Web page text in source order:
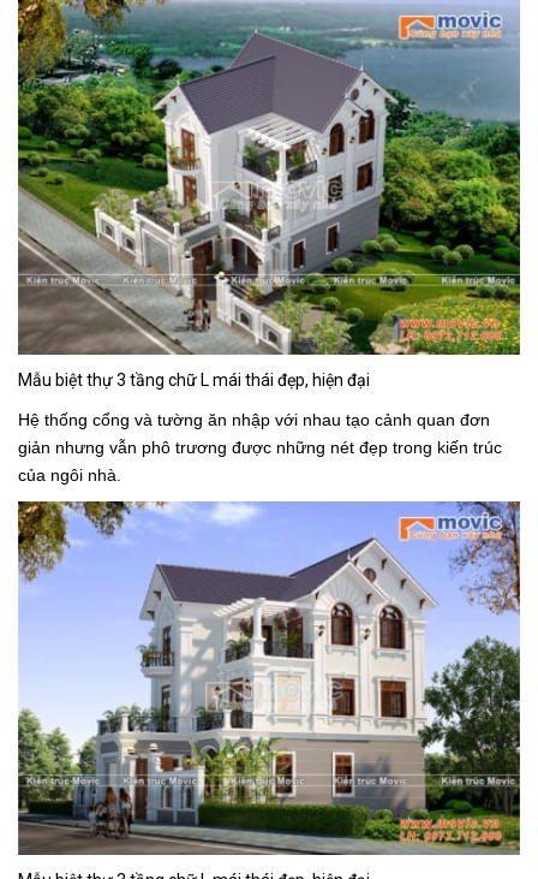
Mẫu biệt thự 3 tầng chữ L mái thái đẹp, hiện đại
Hệ thống cổng và tường ăn nhập với nhau tạo cảnh quan đơn
giản nhưng vẫn phô trương được những nét đẹp trong kiến trúc
của ngôi nhà.